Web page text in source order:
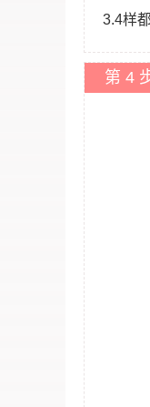
3.4样
第 4